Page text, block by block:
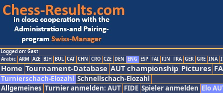
Logged on: Gast
Arabic ARM AZE BIH BUL CAT CHN CRO CZE DEN ENG ESP FAI FIN FRA GER GRE INA
Home Tournament-Database AUT championship Pictures
Turnierschach-Elozahl Schnellschach-Elozahl
Allgemeines Turnier anmelden: AUT FIDE Spieler anmelden Elo